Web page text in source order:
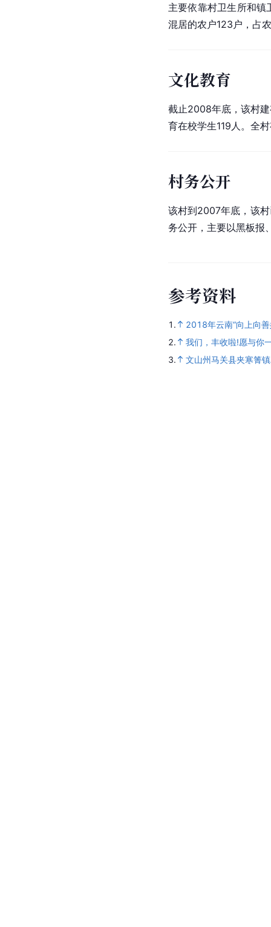
主要依靠村卫生所和镇
混居的农户123户，占
文化教育
截止2008年底，该村
育在校学生119人。全
村务公开
该村到2007年底，该
务公开，主要以黑板报
参考资料
1.
2018年云南“向上向
2.
我们，丰收啦!愿与你
3.
文山州马关县夹寒箐